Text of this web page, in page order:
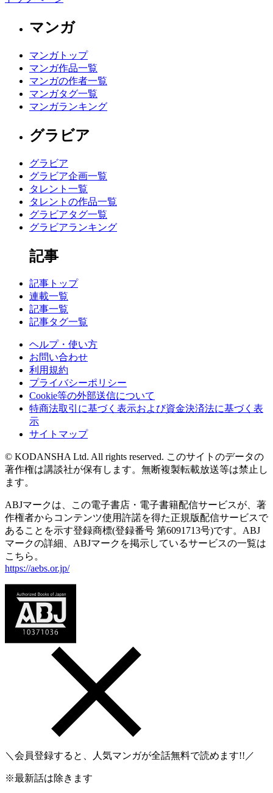
マンガ
マンガトップ
マンガ作品一覧
マンガの作者一覧
マンガタグ一覧
マンガランキング
グラビア
グラビア
グラビア企画一覧
タレント一覧
タレントの作品一覧
グラビアタグ一覧
グラビアランキング
記事
記事トップ
連載一覧
記事一覧
記事タグ一覧
ヘルプ・使い方
お問い合わせ
利用規約
プライバシーポリシー
Cookie等の外部送信について
特商法取引に基づく表示および資金決済法に基づく表
示
サイトマップ
© KODANSHA Ltd. All rights reserved. このサイトのデータの
著作権は講談社が保有します。無断複製転載放送等は禁止し
ます。
ABJマークは、この電子書店・電子書籍配信サービスが、著
作権者からコンテンツ使用許諾を得た正規版配信サービスで
あることを示す登録商標(登録番号 第6091713号)です。ABJ
マークの詳細、ABJマークを掲示しているサービスの一覧は
こちら。
https://aebs.or.jp/
＼会員登録すると、人気マンガが全話無料で読めます!!／
※最新話は除きます